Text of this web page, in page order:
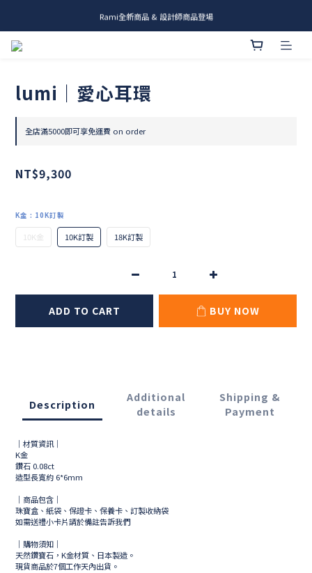
me.ie & A-Y2 新發售
Rami全新商品 & 設計師商品登場
lumi｜愛心耳環
全店滿5000即可享免運費 on order
NT$9,300
K金 : 10K訂製
10K金 10K訂製 18K訂製
ADD TO CART BUY NOW
Description
Additional
details
Shipping &
Payment
｜材質資訊｜
K金
鑽石 0.08ct
造型長寬約 6*6mm
｜商品包含｜
珠寶盒、紙袋、保證卡、保養卡、訂製收納袋
如需送禮小卡片請於備註告訴我們
｜購物須知｜
天然鑽寶石，K金材質、日本製造。
現貨商品於7個工作天內出貨。